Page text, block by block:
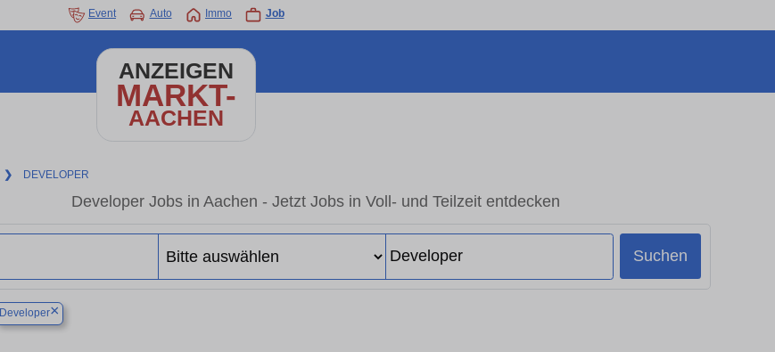
Event Auto Immo Job
ANZEIGEN
MARKT-
AACHEN
❯ DEVELOPER
Developer Jobs in Aachen - Jetzt Jobs in Voll- und Teilzeit entdecken
Suchen
Developer×